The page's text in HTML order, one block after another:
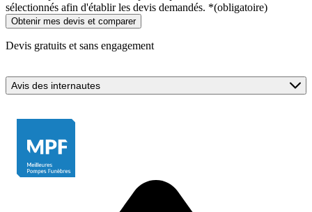
sélectionnés afin d'établir les devis demandés. *(obligatoire)
Devis gratuits et sans engagement
Avis des internautes